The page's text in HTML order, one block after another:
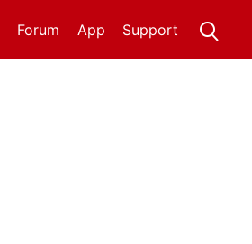
Support
App
Forum